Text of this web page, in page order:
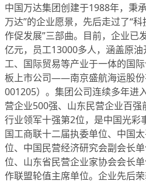
中国万达集团创建于1988年，秉
万达”的企业愿景，先后走过了“
作促发展”三部曲。目前，企业已
亿元，员工13000多人，涵盖原
工、国际贸易等产业于一体的国
板上市公司——南京盛航海运股份
001205）。集团公司连续多年进
营企业500强、山东民营企业百
行业领军十强第2位，是中国光彩
国工商联十二届执委单位、中国
位、中国民营经济研究会副会长
位、山东省民营企业家协会会长
作联盟轮值主席单位。企业先后